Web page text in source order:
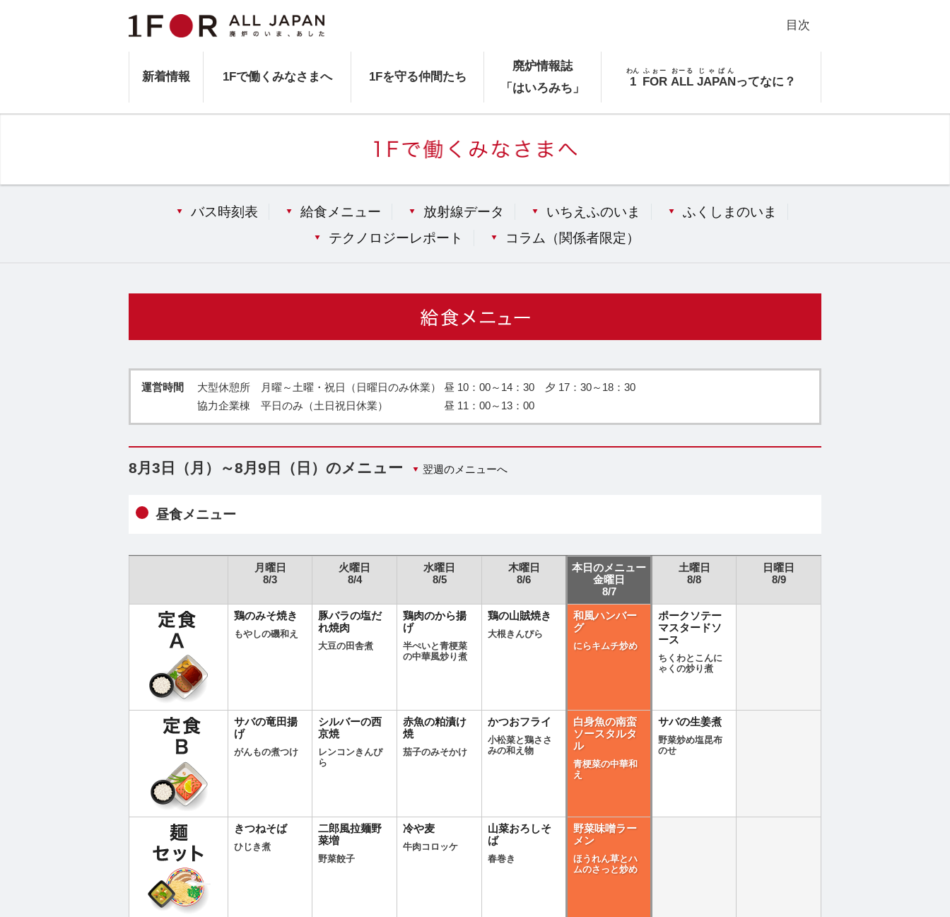
新着情報 1Fで働くみなさまへ 1Fを守る仲間たち
廃炉情報誌
「はいろみち」
1
わん
FOR
ふぉー
ALL
おーる
JAPAN
じゃぱん
ってなに？
目次
バス時刻表 給食メニュー 放射線データ いちえふのいま
ふくしまのいま
テクノロジーレポート
コラム（ 関係者限定 ）
運営時間
大型休憩所 月曜～土曜・祝日（日曜日のみ休業） 昼 10：00～14：30 夕 17：30～18：30
協力企業棟 平日のみ（土日祝日休業） 昼 11：00～13：00
8月3日（月）～8月9日（日）のメニュー 翌週のメニューへ
昼食メニュー
月曜日
8/3
火曜日
8/4
水曜日
8/5
木曜日
8/6
本日のメニュー
金曜日
8/7
土曜日
8/8
日曜日
8/9
鶏のみそ焼き
もやしの磯和え
豚バラの塩だ
れ焼肉
大豆の田舎煮
鶏肉のから揚
げ
半ぺいと青梗菜
の中華風炒り煮
鶏の山賊焼き
大根きんぴら
和風ハンバー
グ
にらキムチ炒め
ポークソテー
マスタードソ
ース
ちくわとこんに
ゃくの炒り煮
サバの竜田揚
げ
がんもの煮つけ
シルバーの西
京焼
レンコンきんぴ
ら
赤魚の粕漬け
焼
茄子のみそかけ
かつおフライ
小松菜と鶏ささ
みの和え物
白身魚の南蛮
ソースタルタ
ル
青梗菜の中華和
え
サバの生姜煮
野菜炒め塩昆布
のせ
きつねそば
ひじき煮
二郎風拉麺野
菜増
野菜餃子
冷や麦
牛肉コロッケ
山菜おろしそ
ば
春巻き
野菜味噌ラー
メン
ほうれん草とハ
ムのさっと炒め